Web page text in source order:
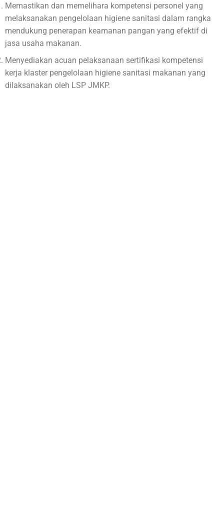
Memastikan dan memelihara kompetensi personel yang
melaksanakan pengelolaan higiene sanitasi dalam rangka
mendukung penerapan keamanan pangan yang efektif di
jasa usaha makanan.
Menyediakan acuan pelaksanaan sertifikasi kompetensi
kerja klaster pengelolaan higiene sanitasi makanan yang
dilaksanakan oleh LSP JMKP.